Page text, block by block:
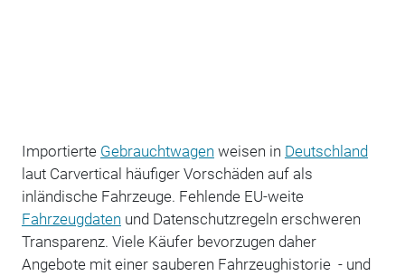
Importierte Gebrauchtwagen weisen in Deutschland
laut Carvertical häufiger Vorschäden auf als
inländische Fahrzeuge. Fehlende EU-weite
Fahrzeugdaten und Datenschutzregeln erschweren
Transparenz. Viele Käufer bevorzugen daher
Angebote mit einer sauberen Fahrzeughistorie - und